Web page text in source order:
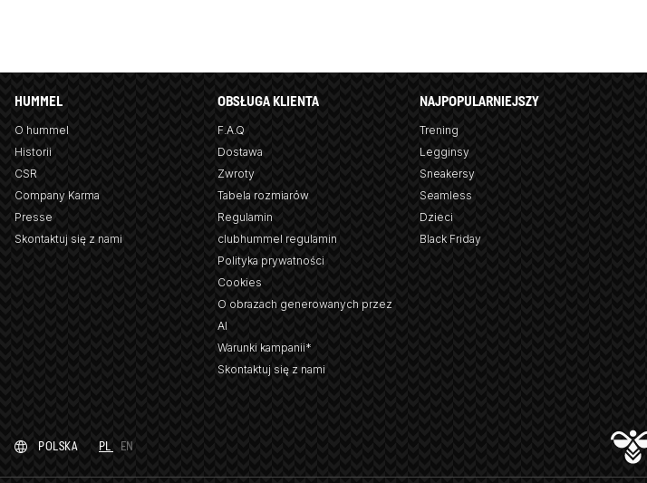
HUMMEL
O hummel
Historii
CSR
Company Karma
Presse
Skontaktuj się z nami
OBSŁUGA KLIENTA
F.A.Q
Dostawa
Zwroty
Tabela rozmiarów
Regulamin
clubhummel regulamin
Polityka prywatności
Cookies
O obrazach generowanych przez
AI
Warunki kampanii*
Skontaktuj się z nami
NAJPOPULARNIEJSZY
Trening
Legginsy
Sneakersy
Seamless
Dzieci
Black Friday
POLSKA PL EN